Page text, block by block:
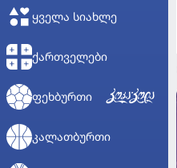
ᲧᲕᲔᲚᲐ ᲡᲘᲐᲮᲚᲔ
ᲥᲐᲠᲗᲕᲔᲚᲔᲑᲘ
ᲤᲔᲮᲑᲣᲠᲗᲘ
ᲙᲐᲚᲐᲗᲑᲣᲠᲗᲘ